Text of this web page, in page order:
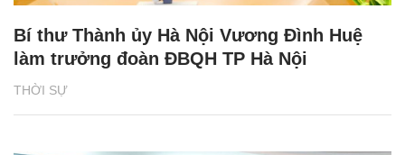
THỜI SỰ
Bí thư Thành ủy Hà Nội Vương Đình Huệ
làm trưởng đoàn ĐBQH TP Hà Nội